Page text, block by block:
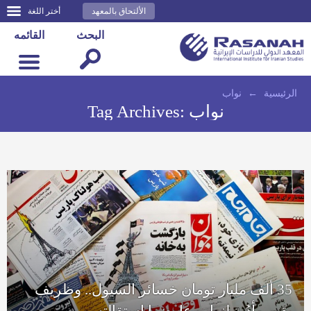
أختر اللغة الألتحاق بالمعهد
القائمه البحث
الرئيسية ← نواب
Tag Archives: نواب
35 ألف مليار تومان خسائر السيول.. وظريف